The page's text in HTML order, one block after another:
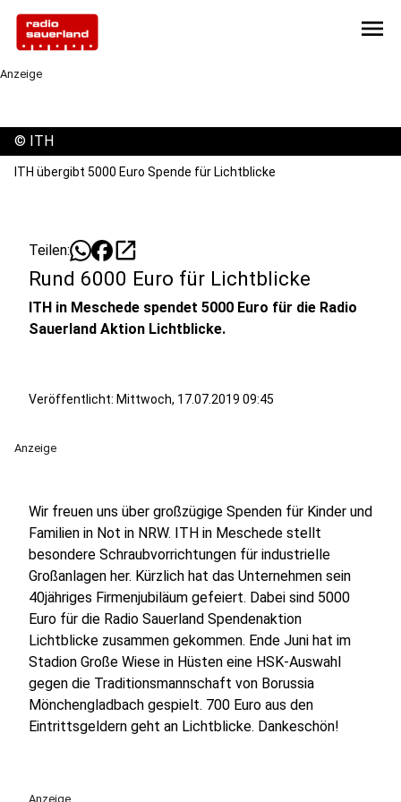
menu
Anzeige
© ITH
ITH übergibt 5000 Euro Spende für Lichtblicke
Teilen: open_in_new
Rund 6000 Euro für Lichtblicke
ITH in Meschede spendet 5000 Euro für die Radio
Sauerland Aktion Lichtblicke.
Veröffentlicht: Mittwoch, 17.07.2019 09:45
Anzeige
Wir freuen uns über großzügige Spenden für Kinder und
Familien in Not in NRW. ITH in Meschede stellt
besondere Schraubvorrichtungen für industrielle
Großanlagen her. Kürzlich hat das Unternehmen sein
40jähriges Firmenjubiläum gefeiert. Dabei sind 5000
Euro für die Radio Sauerland Spendenaktion
Lichtblicke zusammen gekommen. Ende Juni hat im
Stadion Große Wiese in Hüsten eine HSK-Auswahl
gegen die Traditionsmannschaft von Borussia
Mönchengladbach gespielt. 700 Euro aus den
Eintrittsgeldern geht an Lichtblicke. Dankeschön!
Anzeige